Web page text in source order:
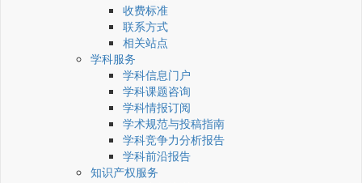
收费标准
联系方式
相关站点
学科服务
学科信息门户
学科课题咨询
学科情报订阅
学术规范与投稿指南
学科竞争力分析报告
学科前沿报告
知识产权服务